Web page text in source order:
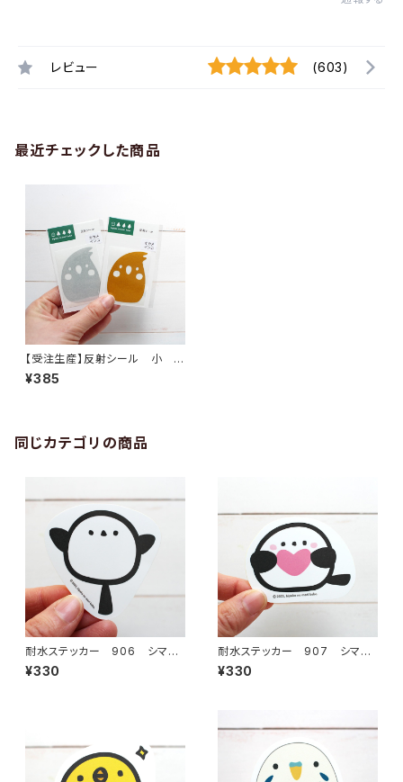
レビュー (603)
最近チェックした商品
【受注生産】反射シール 小 オ
カメインコ
¥385
同じカテゴリの商品
耐水ステッカー 906 シマエ
ナガ とぶ
¥330
耐水ステッカー 907 シマエ
ナガ ハート
¥330